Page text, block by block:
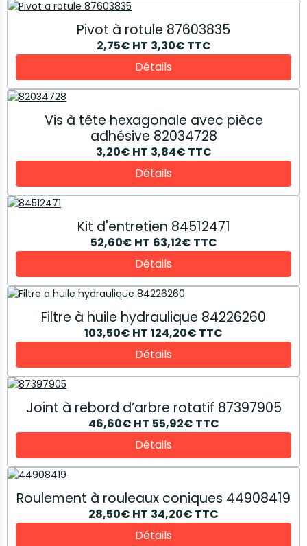
Pivot à rotule 87603835
2,75€ HT 3,30€ TTC
Détails
Vis à tête hexagonale avec pièce
adhésive 82034728
3,20€ HT 3,84€ TTC
Détails
Kit d'entretien 84512471
52,60€ HT 63,12€ TTC
Détails
Filtre à huile hydraulique 84226260
103,50€ HT 124,20€ TTC
Détails
Joint à rebord d’arbre rotatif 87397905
46,60€ HT 55,92€ TTC
Détails
Roulement à rouleaux coniques 44908419
28,50€ HT 34,20€ TTC
Détails